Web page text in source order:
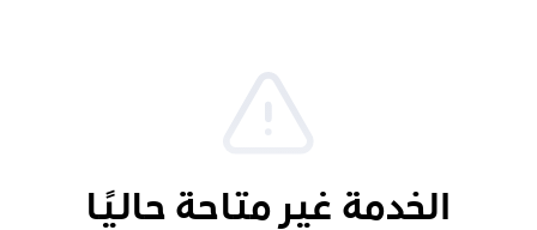
الخدمة غير متاحة حاليًا